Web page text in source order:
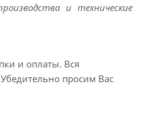
и технические
и оплаты. Вся
просим Вас